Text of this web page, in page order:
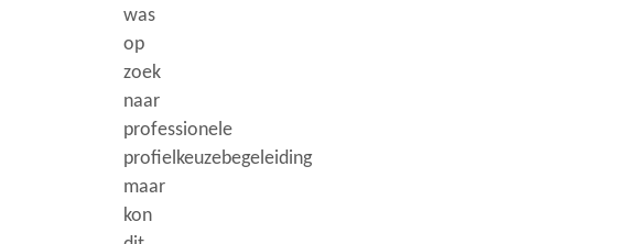
was
op
zoek
naar
professionele
profielkeuzebegeleiding
maar
kon